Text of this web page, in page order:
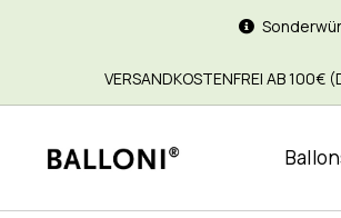
VERSANDKOSTENFREI AB 100€